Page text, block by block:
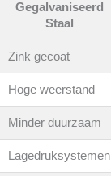
Gegalvaniseerd
Staal
Zink gecoat
Hoge weerstand
Minder duurzaam
Lagedruksystemen